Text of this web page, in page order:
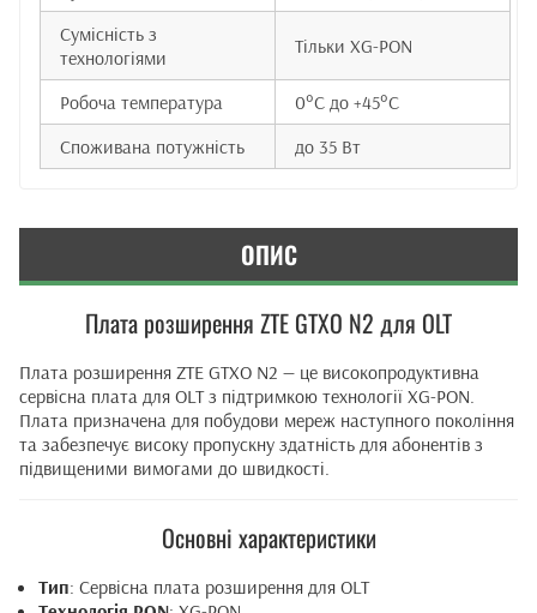
Сумісність з
технологіями
Тільки XG-PON
Робоча температура
0°C до +45°C
Споживана потужність
до 35 Вт
ОПИС
Плата розширення ZTE GTXO N2 для OLT
Плата розширення ZTE GTXO N2 — це високопродуктивна
сервісна плата для OLT з підтримкою технології XG-PON.
Плата призначена для побудови мереж наступного покоління
та забезпечує високу пропускну здатність для абонентів з
підвищеними вимогами до швидкості.
Основні характеристики
Тип: Сервісна плата розширення для OLT